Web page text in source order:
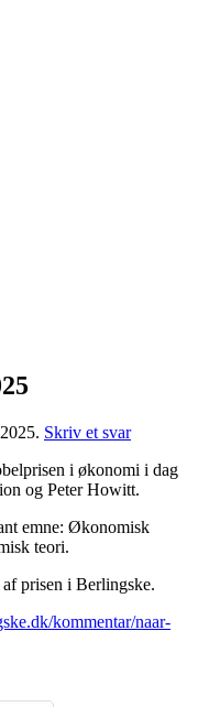
Skriv et svar
i økonomi i dag
og Peter Howitt.
emne: Økonomisk
teori.
prisen i Berlingske.
kommentar/naar-